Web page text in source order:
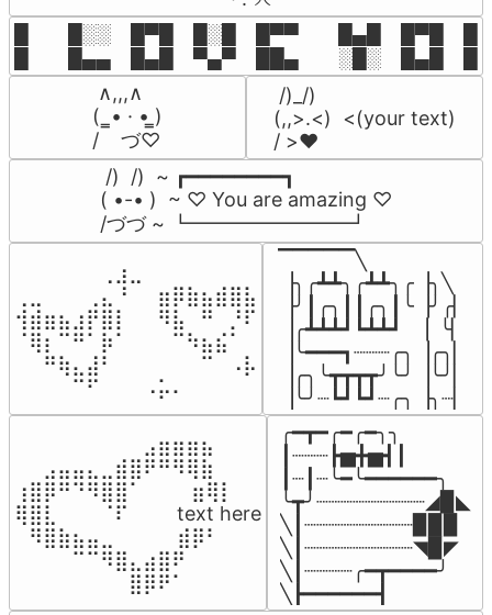
█  █░░ █▀█ █░█ █▀▀  █▄█ █▀█
█  █▄▄ █▄█ ▀▄▀ ██▄  ░█░ █▄█
∧,,,∧
(  ̳• · • ̳)
/    づ♡
/)_/)
(,,>.<)  <(your text)
/ >❤️
/)  /)  ~ ┏━━━━━━━━┓
( •-• )  ~ ♡ You are amazing ♡
/づづ ~ ┗━━━━━━━━┛
⠀⠀⠀⠀⠀⠀⢀⣰⣀⠀⠀⠀⠀⠀⠀⠀⠀
⢀⣀⠀⠀⠀⢀⣄⠘⠀⠀⣶⡿⣷⣦⣾⣿⣧
⢺⣾⣶⣦⣰⡟⣿⡇⠀⠀⠻⣧⠀⠛⠀⡘⠏
⠈⢿⡆⠉⠛⠁⡷⠁⠀⠀⠀⠉⠳⣦⣮⠁⠀
⠀⠀⠛⢷⣄⣼⠃⠀⠀⠀⠀⠀⠀⠉⠀⠠⡧
⠀⠀⠀⠀⠉⠋⠀⠀⠀⠠⡥⠄⠀⠀⠀⠀⠀
▔▔▔▔▔╲
▕╮╭┻┻╮╭┻┻╮╭▕╮╲
▕╯┃╭╮┃┃╭╮┃╰▕╯╭▏
▕╭┻┻┻┛┗┻┻┛  ▕  ╰▏
▕╰━━━┓┈┈┈╭╮▕╭╮▏
▕╭╮╰┳┳┳┳╯╰╯▕╰╯▏
▕╰╯┈┗┛┗┛┈╭╮▕╮┈▏
⠀⠀⠀⠀⠀⠀⠀⠀⠀⣠⣶⣶⣶⣦⠀⠀
⠀⠀⣠⣤⣤⣄⣀⣾⣿⠟⠛⠻⢿⣷⠀
⢰⣿⡿⠛⠙⠻⣿⣿⠁⠀⠀ ⠀⣶⢿⡇
⢿⣿⣇⠀⠀⠀⠈⠏⠀⠀⠀ text here
⠀⠻⣿⣷⣦⣤⣀⠀⠀⠀ ⠀⣾⡿⠃⠀
⠀⠀⠀⠀⠉⠉⠻⣿⣄⣴⣿⠟⠀⠀⠀
⠀⠀⠀⠀⠀⠀⠀⠀⣿⡿⠟⠁⠀⠀⠀
╭━┳━╭━╭━╮╮
┃┈┈┈┣▅╋▅┫┃
┃┈┃┈╰━╰━━━━━━╮
╰┳╯┈┈┈┈┈┈┈┈┈◢▉◣
╲┃┈┈┈┈┈┈┈┈┈▉▉▉
╲┃┈┈┈┈┈┈┈┈┈◥▉◤
╲┃┈┈┈┈╭━┳━━━━╯
╲┣━━━━━━┫﻿